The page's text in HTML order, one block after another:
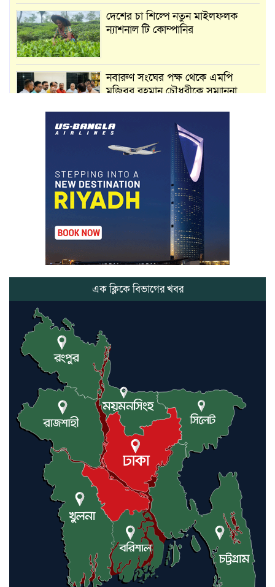
দেশের চা শিল্পে নতুন মাইলফলক
ন্যাশনাল টি কোম্পানির
নবারুণ সংঘের পক্ষ থেকে এমপি
মুজিবুর রহমান চৌধুরীকে সম্মাননা
মার্শাল আর্ট ক্লাব কাপে ‘জুসা মার্শাল
আর্ট’ এর সাফল্য, শ্রীমঙ্গলের আয়াত ও
আইরাহ ঝুলিতে ৪ পদক
লাউয়াছড়া জাতীয় উদ্যানের সিএমসি
হিসাবরক্ষক আবজালুল হকের
মৃত্যুতে,এলাকায় শোকের ছায়া
ভোলাগঞ্জ স্থলবন্দরে এলসি আটকে
হয়রানির অভিযোগ, বিএনপির সাবেক
সভাপতির
গলিত মরদেহ উদ্ধার
লন্ডনে আদমপুর ইউনাইটেড কলেজ
বাস্তবায়ন নিয়ে আলোচনা সভা
আন্তর্জাতিক মানবাধিকার সম্মেলনে
বিশেষ সম্মাননা পেলেন ফারুক খাঁন,
শ্রীমঙ্গলে সংবর্ধনা
এক ক্লিকে বিভাগের খবর